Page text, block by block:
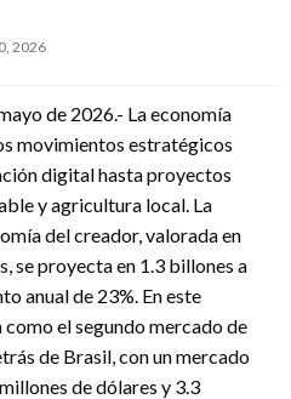
2026
de 2026.- La economía
movimientos estratégicos
digital hasta proyectos
y agricultura local. La
del creador, valorada en
se proyecta en 1.3 billones a
anual de 23%. En este
el segundo mercado de
de Brasil, con un mercado
de dólares y 3.3